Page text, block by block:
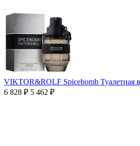
VIKTOR&ROLF Spicebomb Туалетная
6 828 ₽ 5 462 ₽